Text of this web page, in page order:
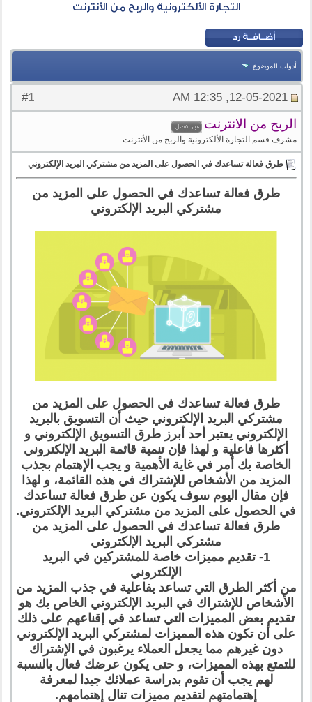
التجارة الألكترونية والربح من الأنترنت
أدوات الموضوع
#
1 12-05-2021, 12:35 AM
الربح من الانترنت
مشرف قسم التجارة الألكترونية والربح من الأنترنت
طرق فعالة تساعدك في الحصول على المزيد من مشتركي البريد الإلكتروني
طرق فعالة تساعدك في الحصول على المزيد من
مشتركي البريد الإلكتروني
طرق فعالة تساعدك في الحصول على المزيد من
مشتركي البريد الإلكتروني حيث أن التسويق بالبريد
الإلكتروني يعتبر أحد أبرز طرق التسويق الإلكتروني و
أكثرها فاعلية و لهذا فإن تنمية قائمة البريد الإلكتروني
الخاصة بك أمر في غاية الأهمية و يجب الإهتمام بجذب
المزيد من الأشخاص للإشتراك في هذه القائمة، و لهذا
فإن مقال اليوم سوف يكون عن طرق فعالة تساعدك
في الحصول على المزيد من مشتركي البريد الإلكتروني.
طرق فعالة تساعدك في الحصول على المزيد من
مشتركي البريد الإلكتروني
1- تقديم مميزات خاصة للمشتركين في البريد
الإلكتروني
من أكثر الطرق التي تساعد بفاعلية في جذب المزيد من
الأشخاص للإشتراك في البريد الإلكتروني الخاص بك هو
تقديم بعض المميزات التي تساعد في إقناعهم على ذلك
على أن تكون هذه المميزات لمشتركي البريد الإلكتروني
دون غيرهم مما يجعل العملاء يرغبون في الإشتراك
للتمتع بهذه المميزات، و حتى يكون عرضك فعال بالنسبة
لهم يجب أن تقوم بدراسة عملائك جيدا لمعرفة
إهتمامتهم لتقديم مميزات تنال إهتمامهم.